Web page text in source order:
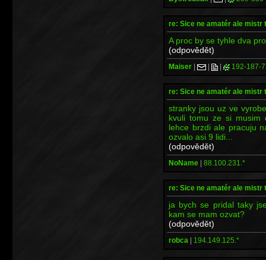
re: Sice ne amatér ale mistr
A proc by se tyhle dva
(odpovědět)
Maiser | | | 192-187-
re: Sice ne amatér ale mistr
stranky jsou uz ve
kvuli tomu ze si musim
lehce brzdi ale pracuju
ozvalo asi 9 lidi...
(odpovědět)
NoName | 88.100.231.*
re: Sice ne amatér ale mistr
ja bych se pridal taky
kam se mam ozvat?
(odpovědět)
robca | 194.149.125.*